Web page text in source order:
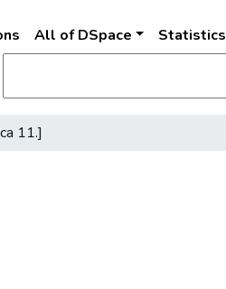
All of DSpace Statistics
11.]